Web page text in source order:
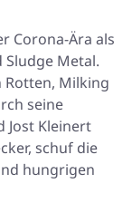
Corona-Ära als
Metal.
Rotten, Milking
seine
Jost Kleinert
schuf die
hungrigen